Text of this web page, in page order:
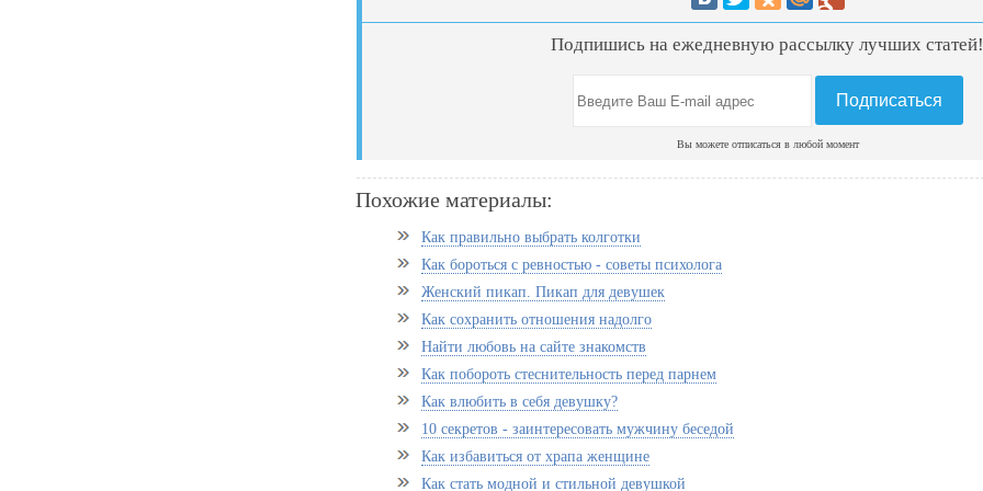
Подпишись на ежедневную рассылку лучших
Вы можете отписаться в любой момент
Похожие материалы:
Как правильно выбрать колготки
Как бороться с ревностью - советы психолога
Женский пикап. Пикап для девушек
Как сохранить отношения надолго
Найти любовь на сайте знакомств
Как побороть стеснительность перед парнем
Как влюбить в себя девушку?
10 секретов - заинтересовать мужчину беседой
Как избавиться от храпа женщине
Как стать модной и стильной девушкой